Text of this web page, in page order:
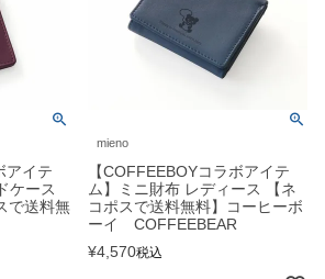
アイテ
ケース
で送料無
mieno
【COFFEEBOYコラボアイテ
ム】ミニ財布 レディース 【ネ
コポスで送料無料】コーヒーボ
ーイ COFFEEBEAR
¥4,570税込